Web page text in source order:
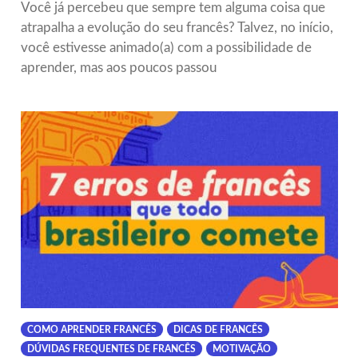
Você já percebeu que sempre tem alguma coisa que
atrapalha a evolução do seu francês? Talvez, no início,
você estivesse animado(a) com a possibilidade de
aprender, mas aos poucos passou
COMO APRENDER FRANCÊS
DICAS DE FRANCÊS
DÚVIDAS FREQUENTES DE FRANCÊS
MOTIVAÇÃO